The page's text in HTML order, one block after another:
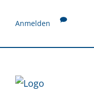
Anmelden